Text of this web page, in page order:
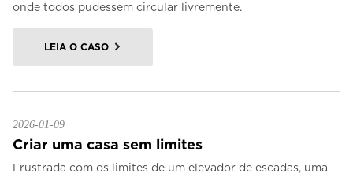
onde todos pudessem circular livremente.
LEIA O CASO
2026-01-09
Criar uma casa sem limites
Frustrada com os limites de um elevador de escadas, uma